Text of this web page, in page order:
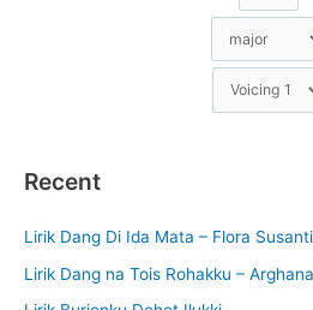
Recent
Lirik Dang Di Ida Mata – Flora
Lirik Dang na Tois Rohakku –